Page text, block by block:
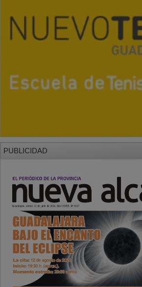
PUBLICIDAD